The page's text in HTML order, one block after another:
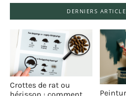
DERNIERS ARTICLE
Crottes de rat ou
hérisson : comment